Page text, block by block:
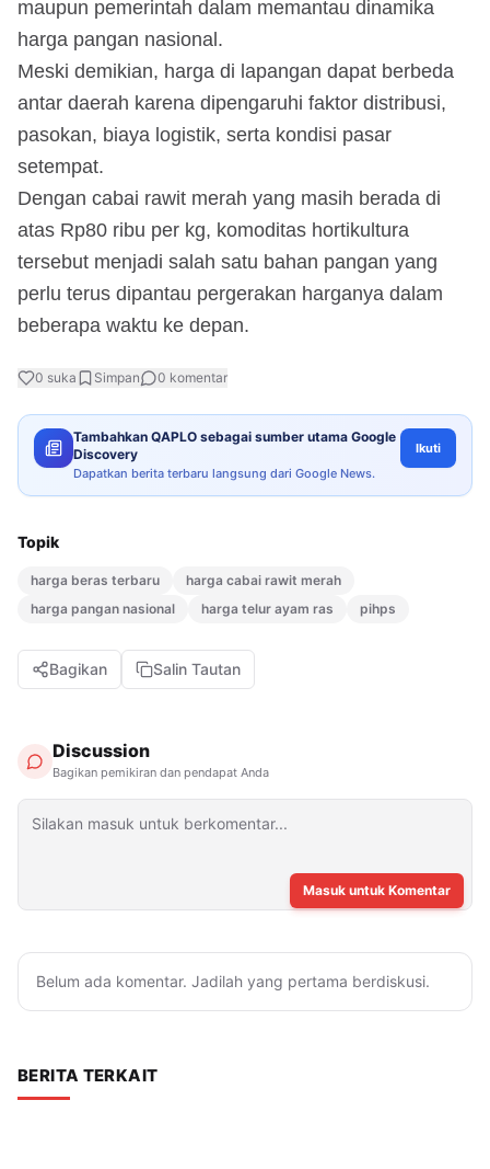
maupun pemerintah dalam memantau dinamika
harga pangan nasional.
Meski demikian, harga di lapangan dapat berbeda
antar daerah karena dipengaruhi faktor distribusi,
pasokan, biaya logistik, serta kondisi pasar
setempat.
Dengan cabai rawit merah yang masih berada di
atas Rp80 ribu per kg, komoditas hortikultura
tersebut menjadi salah satu bahan pangan yang
perlu terus dipantau pergerakan harganya dalam
beberapa waktu ke depan.
0 suka Simpan 0 komentar
Tambahkan QAPLO sebagai sumber utama Google
Discovery
Dapatkan berita terbaru langsung dari Google News.
Ikuti
Topik
harga beras terbaru
harga cabai rawit merah
harga pangan nasional
harga telur ayam ras pihps
Bagikan Salin Tautan
Discussion
Bagikan pemikiran dan pendapat Anda
Masuk untuk Komentar
Belum ada komentar. Jadilah yang pertama berdiskusi.
BERITA TERKAIT